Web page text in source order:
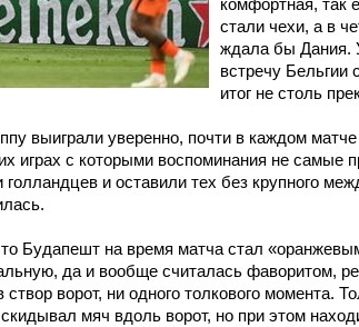
комфортная, так
стали чехи, а в
ждала бы Дания.
встречу Бельгии
итог не столь
выиграли уверенно, почти в каждом
играх с которыми воспоминания не самые
и оставили тех без крупного
Будапешт на время матча стал
да и вообще считалась фаворитом,
створ ворот, ни одного толкового момента.
мяч вдоль ворот, но при этом